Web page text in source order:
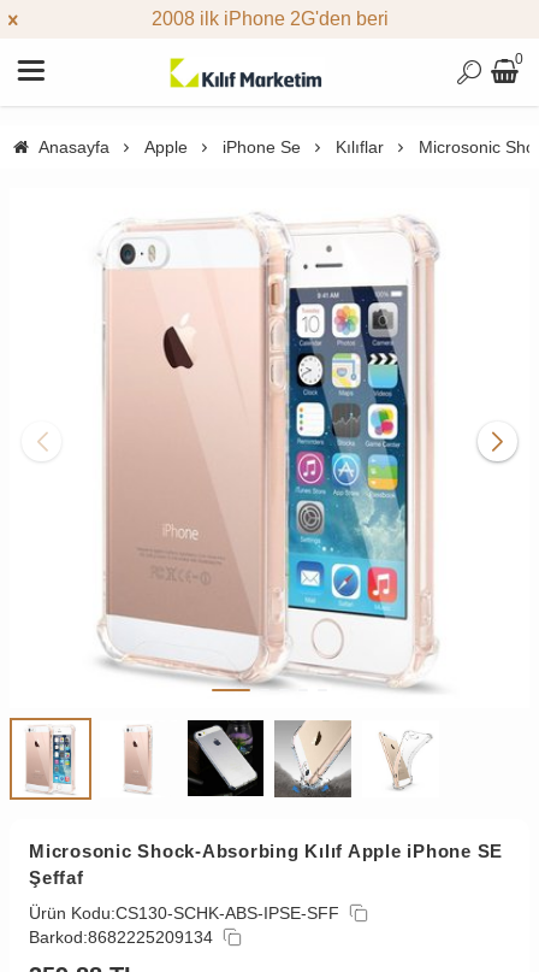
2008 ilk iPhone 2G'den beri
0
Anasayfa Apple iPhone Se Kılıflar Microsonic
Microsonic Shock-Absorbing Kılıf Apple iPhone SE
Şeffaf
Ürün Kodu:CS130-SCHK-ABS-IPSE-SFF
Barkod:8682225209134